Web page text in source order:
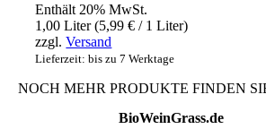
Enthält 20% MwSt.
1,00 Liter (5,99€ / 1 Liter)
zzgl.Versand
Lieferzeit: bis zu 7 Werktage
NOCH MEHR PRODUKTE FINDEN
BioWeinGrass.de